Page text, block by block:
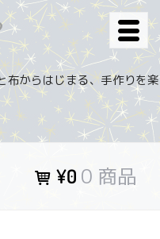
からはじまる、手作りを楽
¥0 0 商品